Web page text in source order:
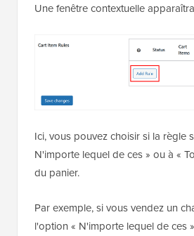
Une fenêtre contextuelle
Ici, vous pouvez choisir si la règle
N'importe lequel de ces » ou à «
du panier.
Par exemple, si vous vendez un
l'option « N'importe lequel de ces